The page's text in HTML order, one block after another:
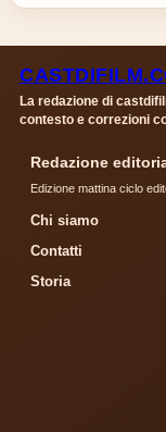
La redazione di
contesto e correzioni
Redazione
Edizione mattina ciclo
Chi siamo
Contatti
Storia